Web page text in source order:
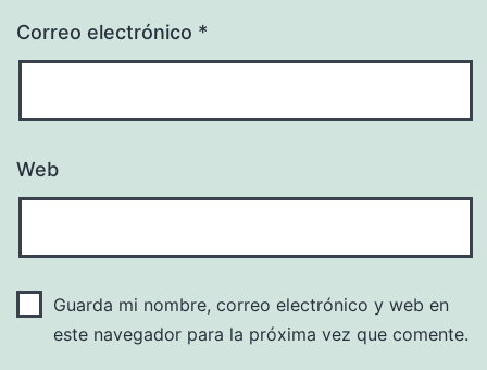
Correo electrónico *
Web
Guarda mi nombre, correo electrónico y web en
este navegador para la próxima vez que comente.